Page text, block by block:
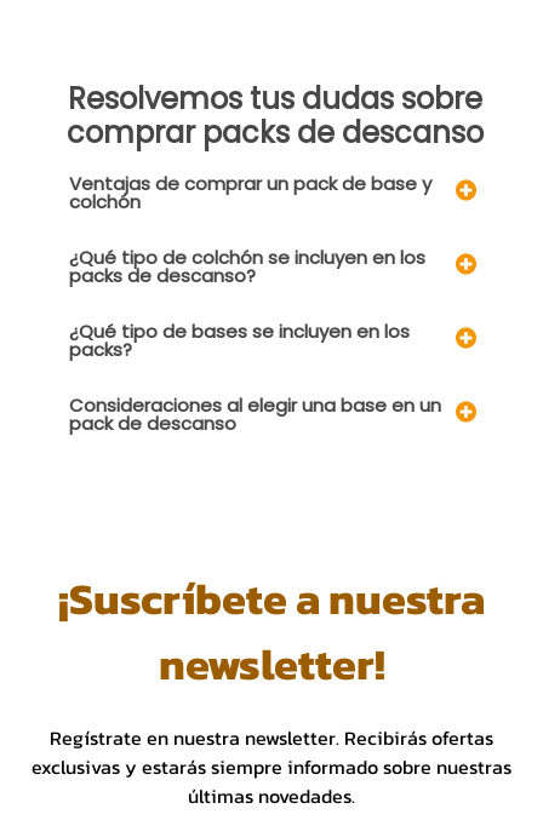
Resolvemos tus dudas sobre
comprar packs de descanso
Ventajas de comprar un pack de base y
colchón
¿Qué tipo de colchón se incluyen en los
packs de descanso?
¿Qué tipo de bases se incluyen en los
packs?
Consideraciones al elegir una base en un
pack de descanso
¡Suscríbete a nuestra
newsletter!
Regístrate en nuestra newsletter. Recibirás ofertas
exclusivas y estarás siempre informado sobre nuestras
últimas novedades.
¡Quiero suscribirme!